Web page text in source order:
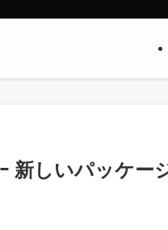
新しいパッケー